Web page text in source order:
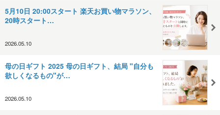
5月10日 20:00スタート 楽天お買い物マラソン、
20時スタート…
2026.05.10
母の日ギフト 2025 母の日ギフト、結局 "自分も
欲しくなるもの"が…
2026.05.10